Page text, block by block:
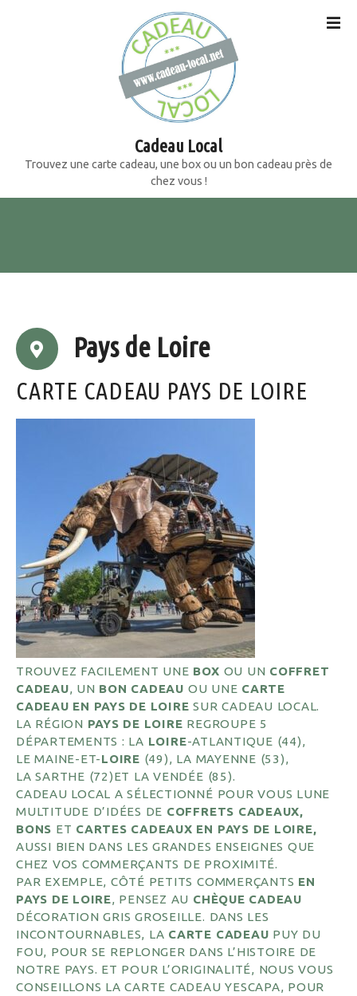
e
Cadeau Local
Trouvez une carte cadeau, une box ou un bon cadeau près de
chez vous !
Pays de Loire
CARTE CADEAU PAYS DE LOIRE
TROUVEZ FACILEMENT UNE BOX OU UN COFFRET
CADEAU, UN BON CADEAU OU UNE CARTE
CADEAU EN PAYS DE LOIRE SUR CADEAU LOCAL.
LA RÉGION PAYS DE LOIRE REGROUPE 5
DÉPARTEMENTS : LA LOIRE-ATLANTIQUE (44),
LE MAINE-ET-LOIRE (49), LA MAYENNE (53),
LA SARTHE (72)ET LA VENDÉE (85).
CADEAU LOCAL A SÉLECTIONNÉ POUR VOUS LUNE
MULTITUDE D’IDÉES DE COFFRETS CADEAUX,
BONS ET CARTES CADEAUX EN PAYS DE LOIRE,
AUSSI BIEN DANS LES GRANDES ENSEIGNES QUE
CHEZ VOS COMMERÇANTS DE PROXIMITÉ.
PAR EXEMPLE, CÔTÉ PETITS COMMERÇANTS EN
PAYS DE LOIRE, PENSEZ AU CHÈQUE CADEAU
DÉCORATION GRIS GROSEILLE. DANS LES
INCONTOURNABLES, LA CARTE CADEAU PUY DU
FOU, POUR SE REPLONGER DANS L’HISTOIRE DE
NOTRE PAYS. ET POUR L’ORIGINALITÉ, NOUS VOUS
CONSEILLONS LA CARTE CADEAU YESCAPA, POUR